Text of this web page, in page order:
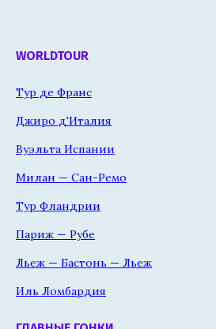
WORLDTOUR
Тур де Франс
Джиро д'Италия
Вуэльта Испании
Милан — Сан-Ремо
Тур Фландрии
Париж — Рубе
Льеж — Бастонь — Льеж
Иль Ломбардия